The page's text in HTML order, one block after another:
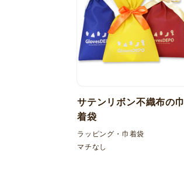
サテンリボン不織布の巾
着袋
ラッピング・巾着袋
マチなし